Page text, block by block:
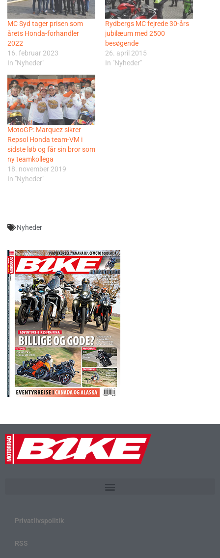
MC Syd tager prisen som
årets Honda-forhandler
2022
16. februar 2023
In "Nyheder"
Rydbergs MC fejrede 30-års
jubilæum med 2500
besøgende
26. april 2015
In "Nyheder"
MotoGP: Marquez sikrer
Repsol Honda team-VM i
sidste løb og får sin bror som
ny teamkollega
18. november 2019
In "Nyheder"
Nyheder
Privatlivspolitik
RSS